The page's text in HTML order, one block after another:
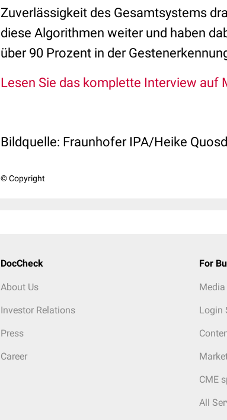
Zuverlässigkeit des Gesamtsystems
diese Algorithmen weiter und haben
über 90 Prozent in der
Lesen Sie das komplette Interview auf
Bildquelle: Fraunhofer IPA/Heike
© Copyright
DocCheck
About Us
Investor Relations
Press
Career
For
Login
CME
All